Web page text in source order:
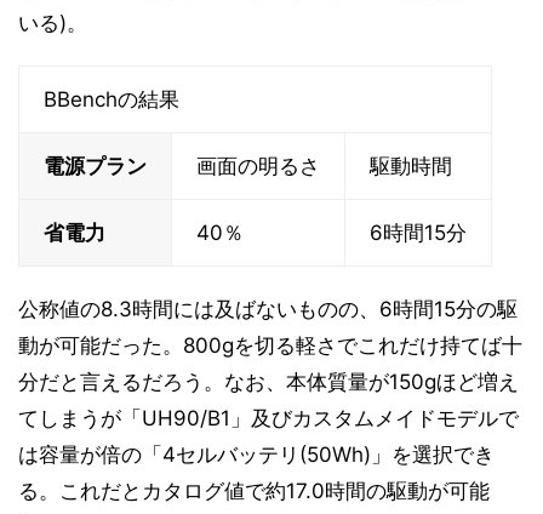
いる)。
BBenchの結果
電源プラン 画面の明るさ 駆動時間
省電力 40％ 6時間15分
公称値の8.3時間には及ばないものの、6時間15分の駆
動が可能だった。800gを切る軽さでこれだけ持てば十
分だと言えるだろう。なお、本体質量が150gほど増え
てしまうが「UH90/B1」及びカスタムメイドモデルで
は容量が倍の「4セルバッテリ(50Wh)」を選択でき
る。これだとカタログ値で約17.0時間の駆動が可能